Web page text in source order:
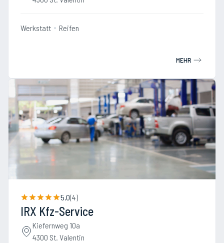
Werkstatt Reifen
MEHR
5.0(4)
IRX Kfz-Service
Kiefernweg 10a
4300 St. Valentin